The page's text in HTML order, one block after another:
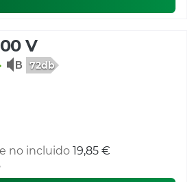
V
72db
no incluido 19,85 €